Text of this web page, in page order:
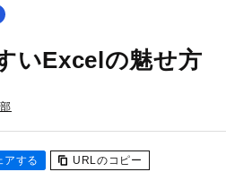
いExcelの魅せ方
アする URLのコピー